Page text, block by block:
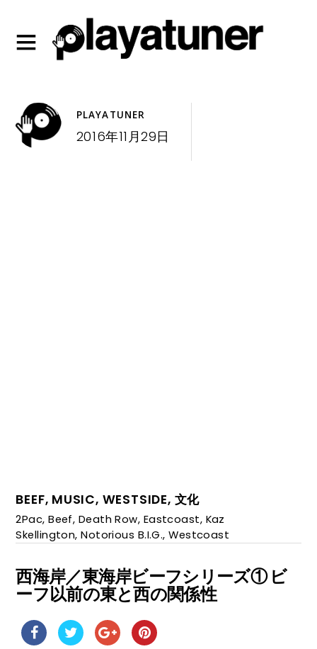
PLAYATUNER
2016年11月29日
BEEF, MUSIC, WESTSIDE, 文化
2Pac,Beef, Death Row, Eastcoast, Kaz
Skellington,Notorious B.I.G.,Westcoast
西海岸／東海岸ビーフシリーズ① ビ
ーフ以前の東と西の関係性